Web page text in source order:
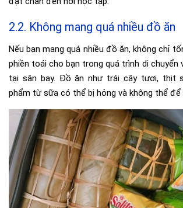
2.2. Không mang quá nhiều đồ ăn
Nếu bạn mang quá nhiều đồ ăn, không chỉ
phiền toái cho bạn trong quá trình di chuyển
tại sân bay. Đồ ăn như trái cây tươi, thịt
phẩm từ sữa có thể bị hỏng và không thể để